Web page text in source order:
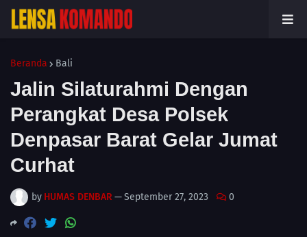
Beranda Bali
Jalin Silaturahmi Dengan
Perangkat Desa Polsek
Denpasar Barat Gelar Jumat
Curhat
by HUMAS DENBAR —September 27, 2023 0